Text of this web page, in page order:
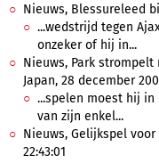
Nieuws, Blessureleed bij
...wedstrijd tegen
onzeker of hij in...
Nieuws, Park
Japan, 28 december
...spelen moest hij
van zijn enkel...
Nieuws, Gelijkspel voor
22:43:01